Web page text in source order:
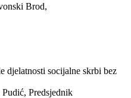
Brod,
djelatnosti socijalne skrbi bez
Predsjednik